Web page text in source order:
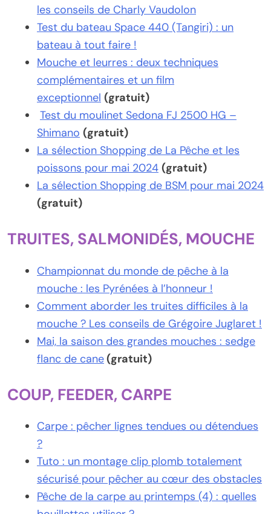
les conseils de Charly Vaudolon
Test du bateau Space 440 (Tangiri) : un
bateau à tout faire !
Mouche et leurres : deux techniques
complémentaires et un film
exceptionnel (gratuit)
Test du moulinet Sedona FJ 2500 HG –
Shimano (gratuit)
La sélection Shopping de La Pêche et les
poissons pour mai 2024 (gratuit)
La sélection Shopping de BSM pour mai 2024
(gratuit)
TRUITES, SALMONIDÉS, MOUCHE
Championnat du monde de pêche à la
mouche : les Pyrénées à l’honneur !
Comment aborder les truites difficiles à la
mouche ? Les conseils de Grégoire Juglaret !
Mai, la saison des grandes mouches : sedge
flanc de cane(gratuit)
COUP, FEEDER, CARPE
Carpe : pêcher lignes tendues ou détendues
?
Tuto : un montage clip plomb totalement
sécurisé pour pêcher au cœur des obstacles
Pêche de la carpe au printemps (4) : quelles